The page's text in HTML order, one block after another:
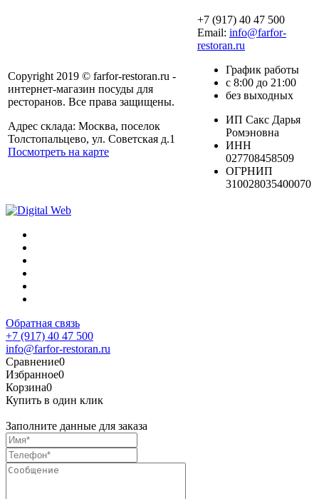
Copyright 2019 © farfor-restoran.ru -
интернет-магазин посуды для
ресторанов. Все права защищены.
Адрес склада: Москва, поселок
Толстопальцево, ул. Советская д.1
Посмотреть на карте
+7 (917) 40 47 500
Email: info@farfor-
restoran.ru
График работы
с 8:00 до 21:00
без выходных
ИП Сакс Дарья
Ромэновна
ИНН
027708458509
ОГРНИП
310028035400070
Обратная связь
+7 (917) 40 47 500
info@farfor-restoran.ru
Сравнение0
Избранное0
Корзина0
Купить в один клик
Заполните данные для заказа